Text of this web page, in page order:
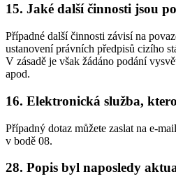
15. Jaké další činnosti jsou
Případné další činnosti závisí na
ustanovení právních předpisů cizího
V zásadě je však žádáno podání
apod.
16. Elektronická služba,
Případný dotaz můžete zaslat na e-
v bodě 08.
28. Popis byl naposledy